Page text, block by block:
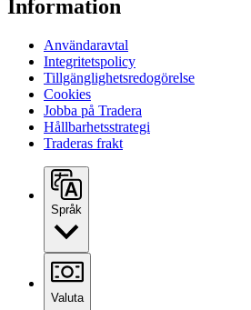
Information
Användaravtal
Integritetspolicy
Tillgänglighetsredogörelse
Cookies
Jobba på Tradera
Hållbarhetsstrategi
Traderas frakt
Språk
Valuta